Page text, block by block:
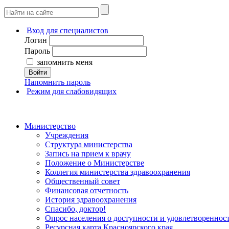
Вход для специалистов
Логин
Пароль
запомнить меня
Войти
Напомнить пароль
Режим для слабовидящих
Министерство
Учреждения
Структура министерства
Запись на прием к врачу
Положение о Министерстве
Коллегия министерства здравоохранения
Общественный совет
Финансовая отчетность
История здравоохранения
Спасибо, доктор!
Опрос населения о доступности и
Ресурсная карта Красноярского края